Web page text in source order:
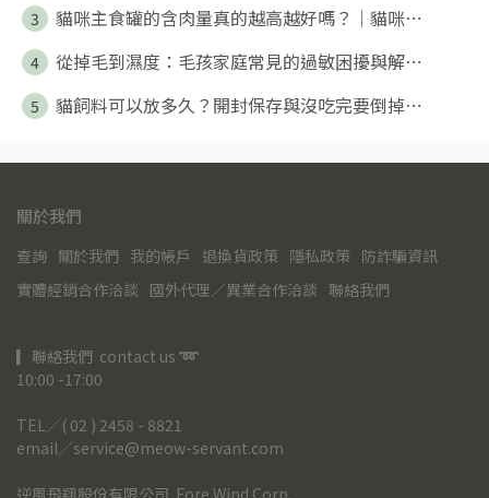
3 貓咪主食罐的含肉量真的越高越好嗎？｜貓咪⋯
4 從掉毛到濕度：毛孩家庭常見的過敏困擾與解⋯
5 貓飼料可以放多久？開封保存與沒吃完要倒掉⋯
關於我們
查詢 關於我們 我的帳戶 退換貨政策 隱私政策 防詐騙資訊
實體經銷合作洽談 國外代理／異業合作洽談 聯絡我們
▎聯絡我們  contact us ➿
10:00 -17:00
TEL╱( 02 ) 2458 - 8821
email╱service@meow-servant.com
逆風飛翔股份有限公司  Fore Wind Corp.